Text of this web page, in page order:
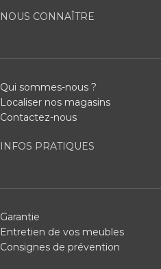
NOUS CONNAÎTRE
Qui sommes-nous ?
Localiser nos magasins
Contactez-nous
INFOS PRATIQUES
Garantie
Entretien de vos meubles
Consignes de prévention